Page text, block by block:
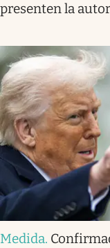
presenten la
Medida.